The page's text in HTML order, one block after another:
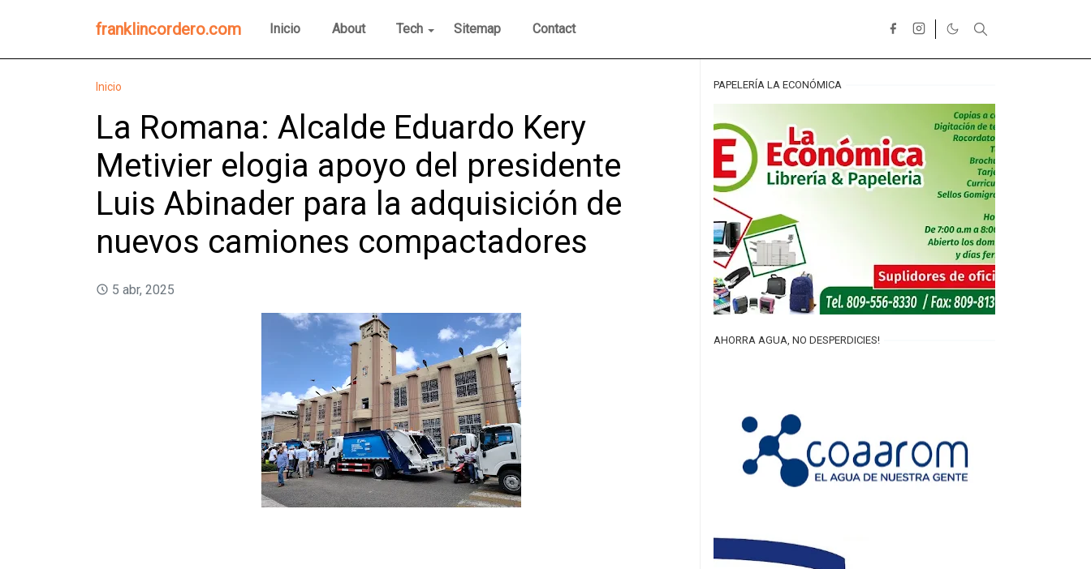
franklincordero.com Inicio About Tech Sitemap Contact
Inicio
La Romana: Alcalde Eduardo Kery
Metivier elogia apoyo del presidente
Luis Abinader para la adquisición de
nuevos camiones compactadores
5 abr, 2025
PAPELERÍA LA ECONÓMICA
AHORRA AGUA, NO DESPERDICIES!